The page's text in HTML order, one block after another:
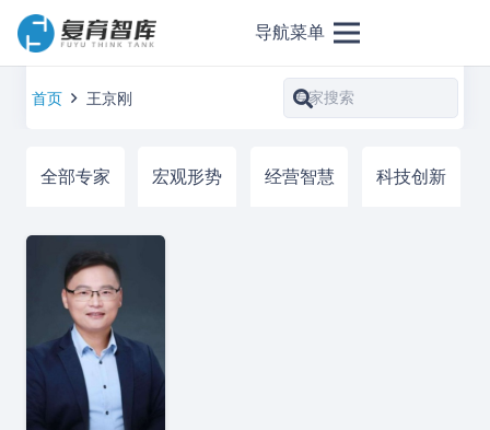
导航菜单
首页 王京刚
全部专家 宏观形势 经营智慧 科技创新